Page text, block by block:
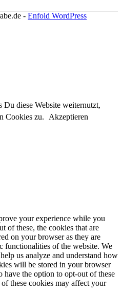
-Enfold WordPress
diese Website weiternutzt,
Cookies zu.
Akzeptieren
your experience while you
of these, the cookies that are
on your browser as they are
functionalities of the website. We
us analyze and understand how
will be stored in your browser
the option to opt-out of these
these cookies may affect your